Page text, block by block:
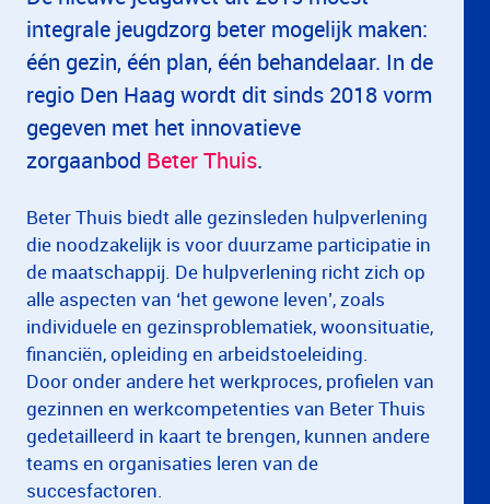
integrale jeugdzorg beter mogelijk maken:
één gezin, één plan, één behandelaar. In de
regio Den Haag wordt dit sinds 2018 vorm
gegeven met het innovatieve
zorgaanbod Beter Thuis.
Beter Thuis biedt alle gezinsleden hulpverlening
die noodzakelijk is voor duurzame participatie in
de maatschappij. De hulpverlening richt zich op
alle aspecten van ‘het gewone leven’, zoals
individuele en gezinsproblematiek, woonsituatie,
financiën, opleiding en arbeidstoeleiding.
Door onder andere het werkproces, profielen van
gezinnen en werkcompetenties van Beter Thuis
gedetailleerd in kaart te brengen, kunnen andere
teams en organisaties leren van de
succesfactoren.